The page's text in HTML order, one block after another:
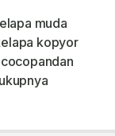
muda
kopyor